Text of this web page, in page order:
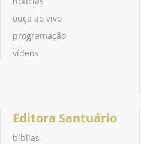
ouça ao vivo
programação
vídeos
Editora Santuário
bíblias